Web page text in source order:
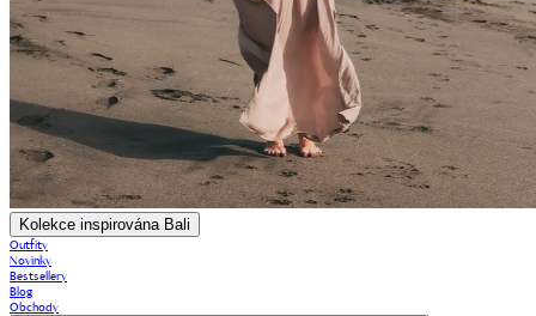
Kolekce inspirována Bali
Outfity
Novinky
Bestsellery
Blog
Obchody